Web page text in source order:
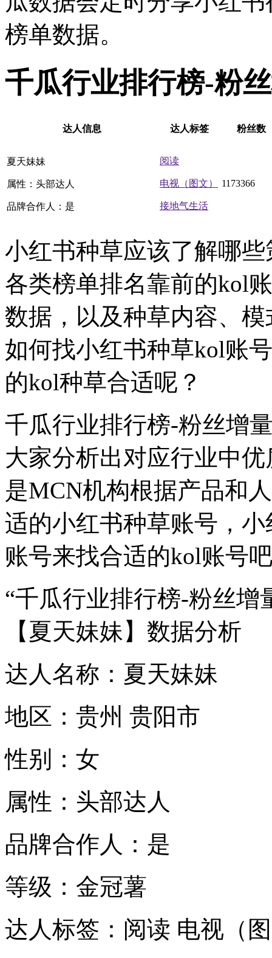
榜单数据。
千瓜行业排行榜-粉
达人信息 达人标签 粉丝数
夏天妹妹
属性：头部达人
品牌合作人：是
阅读
电视（图文）
接地气生活
1173366
小红书种草应该了解哪
各类榜单排名靠前的kol
数据，以及种草内容、
如何找小红书种草kol账
的kol种草合适呢？
千瓜行业排行榜-粉丝增
大家分析出对应行业中
是MCN机构根据产品和
适的小红书种草账号，
账号来找合适的kol账号
“千瓜行业排行榜-粉丝增
【夏天妹妹】数据分析
达人名称：夏天妹妹
地区：贵州 贵阳市
性别：女
属性：头部达人
品牌合作人：是
等级：金冠薯
达人标签：阅读 电视（